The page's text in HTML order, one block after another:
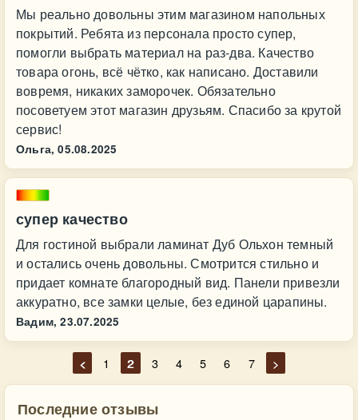
Мы реально довольны этим магазином напольных
покрытий. Ребята из персонала просто супер,
помогли выбрать материал на раз-два. Качество
товара огонь, всё чётко, как написано. Доставили
вовремя, никаких заморочек. Обязательно
посоветуем этот магазин друзьям. Спасибо за крутой
сервис!
Ольга, 05.08.2025
супер качество
Для гостиной выбрали ламинат Дуб Ольхон темный
и остались очень довольны. Смотрится стильно и
придает комнате благородный вид. Панели привезли
аккуратно, все замки целые, без единой царапины.
Вадим, 23.07.2025
< 1 2 3 4 5 6 7 >
Последние отзывы